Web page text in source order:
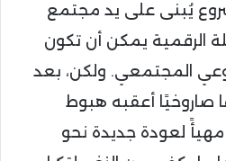
يُبنى على يد مجتمع
الرقمية يمكن أن تكون
المجتمعي. ولكن، بعد
صاروخيًا أعقبه هبوط
لعودة جديدة نحو